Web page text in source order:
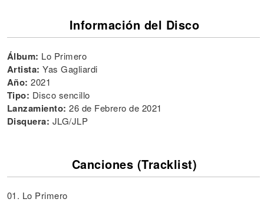
Información del Disco
Álbum: Lo Primero
Artista: Yas Gagliardi
Año: 2021
Tipo: Disco sencillo
Lanzamiento: 26 de Febrero de 2021
Disquera: JLG/JLP
Canciones (Tracklist)
01. Lo Primero